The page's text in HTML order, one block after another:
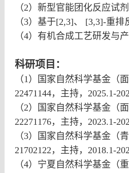
（2）新型官能团化反应试
（3）基于[2,3]、 [3,3]-重排
（4）有机合成工艺研发与
科研项目：
（1）国家自然科学基金（面
22471144，主持， 2025.1-
（2）国家自然科学基金（面
22271176，主持， 2023.1-
（3）国家自然科学基金（青
21702122 ，主持， 2018.1-
（4）宁夏自然科学基金（重